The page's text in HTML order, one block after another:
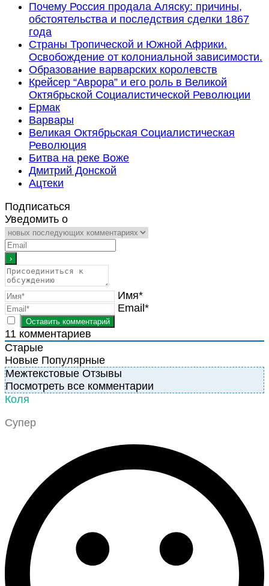
Почему Россия продала Аляску: причины,
обстоятельства и последствия сделки 1867
года
Страны Тропической и Южной Африки.
Освобождение от колониальной зависимости.
Образование варварских королевств
Крейсер “Аврора” и его роль в Великой
Октябрьской Социалистической Революции
Ермак
Варвары
Великая Октябрьская Социалистическая
Революция
Битва на реке Воже
Дмитрий Донской
Ацтеки
Подписаться
Уведомить о
Имя*
Email*
11 комментариев
Старые
Новые Популярные
Межтекстовые Отзывы
Посмотреть все комментарии
Коля
Супер